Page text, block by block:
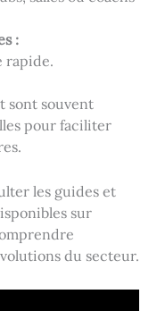
:
rapide.
sont souvent
pour faciliter
les guides et
sur
du secteur.